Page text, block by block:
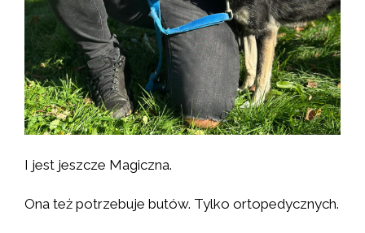
I jest jeszcze Magiczna.
Ona też potrzebuje butów. Tylko ortopedycznych.